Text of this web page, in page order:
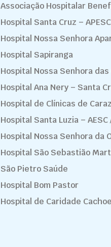
Associação Hospitalar
Hospital Santa Cruz – APESC
Hospital Nossa Senhora
Hospital Sapiranga
Hospital Nossa Senhora das
Hospital Ana Nery – Santa
Hospital de Clínicas de
Hospital Santa Luzia – AESC
Hospital Nossa Senhora da
Hospital São Sebastião
São Pietro Saúde
Hospital Bom Pastor
Hospital de Caridade